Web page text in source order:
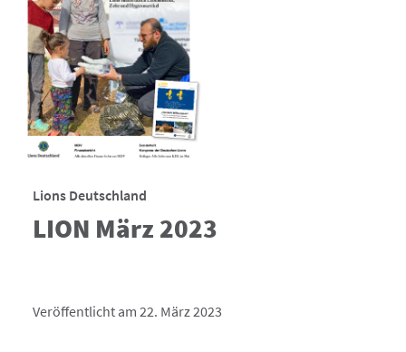
Lions Deutschland
LION März 2023
Veröffentlicht am 22. März 2023